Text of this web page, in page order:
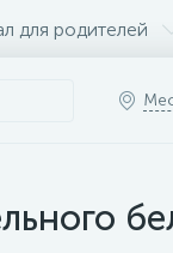
для родителей